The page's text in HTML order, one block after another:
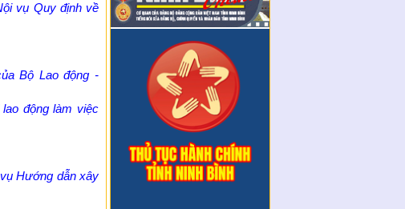
vụ Quy định về
Bộ Lao động -
động làm việc
Hướng dẫn xây